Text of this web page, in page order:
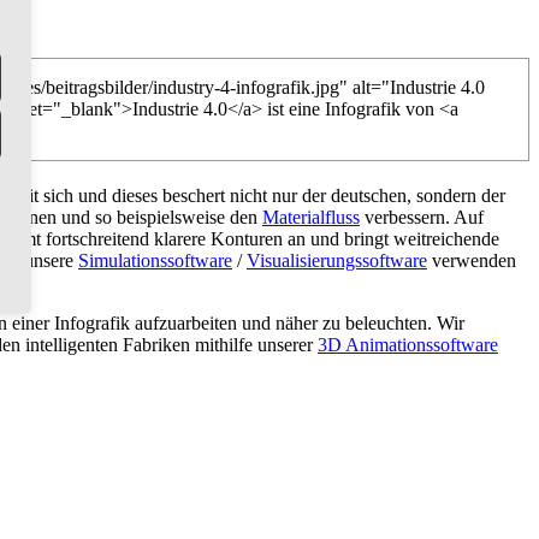
beitragsbilder/industry-4-infografik.jpg" alt="Industrie 4.0
4.0</a> ist eine Infografik von <a
sich und dieses beschert nicht nur der deutschen, sondern der
und so beispielsweise den Materialfluss verbessern. Auf
fortschreitend klarere Konturen an und bringt weitreichende
unsere Simulationssoftware /Visualisierungssoftware verwenden
Infografik aufzuarbeiten und näher zu beleuchten. Wir
intelligenten Fabriken mithilfe unserer3D Animationssoftware